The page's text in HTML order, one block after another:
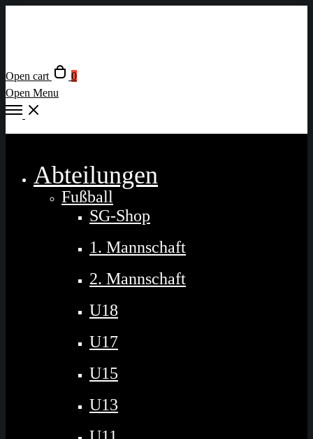
Open cart
0
Open Menu
Abteilungen
Fußball
SG-Shop
1. Mannschaft
2. Mannschaft
U18
U17
U15
U13